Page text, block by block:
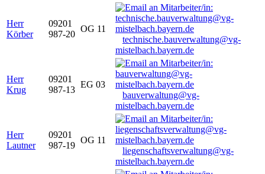
Herr
Körber
09201
987-20
OG 11
technische.bauverwaltung@vg-
mistelbach.bayern.de
Herr
Krug
09201
987-13
EG 03
bauverwaltung@vg-
mistelbach.bayern.de
Herr
Lautner
09201
987-19
OG 11
liegenschaftsverwaltung@vg-
mistelbach.bayern.de